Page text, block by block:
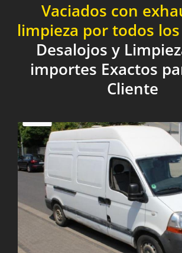
Vaciados con
limpieza por todos
Desalojos y
importes Exactos
Cliente